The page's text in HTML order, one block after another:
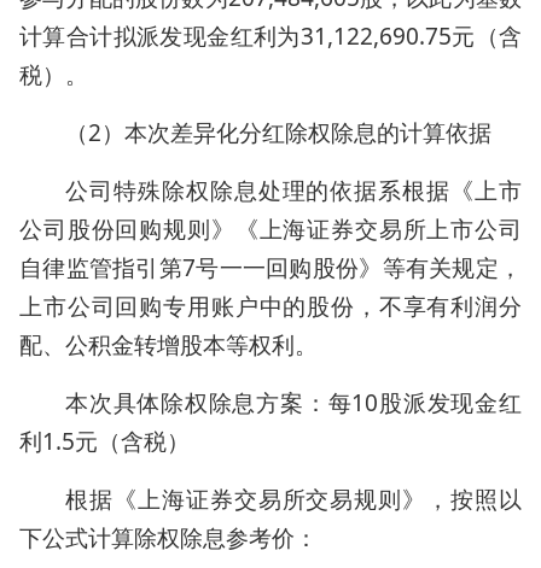
计算合计拟派发现金红利为31,122,690.75元（含
税）。
（2）本次差异化分红除权除息的计算依据
公司特殊除权除息处理的依据系根据《上市
公司股份回购规则》《上海证券交易所上市公司
自律监管指引第7号一一回购股份》等有关规定，
上市公司回购专用账户中的股份，不享有利润分
配、公积金转增股本等权利。
本次具体除权除息方案：每10股派发现金红
利1.5元（含税）
根据《上海证券交易所交易规则》，按照以
下公式计算除权除息参考价：